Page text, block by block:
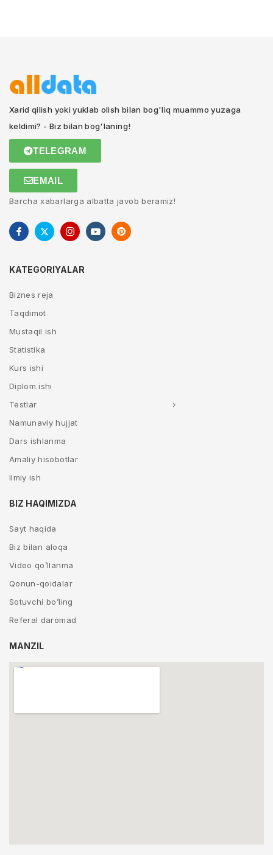
Xarid qilish yoki yuklab olish bilan bog'liq muammo yuzaga
keldimi? - Biz bilan bog'laning!
TELEGRAM
EMAIL
Barcha xabarlarga albatta javob beramiz!
KATEGORIYALAR
Biznes reja
Taqdimot
Mustaqil ish
Statistika
Kurs ishi
Diplom ishi
Testlar
Namunaviy hujjat
Dars ishlanma
Amaliy hisobotlar
Ilmiy ish
BIZ HAQIMIZDA
Sayt haqida
Biz bilan aloqa
Video qo’llanma
Qonun-qoidalar
Sotuvchi bo’ling
Referal daromad
MANZIL